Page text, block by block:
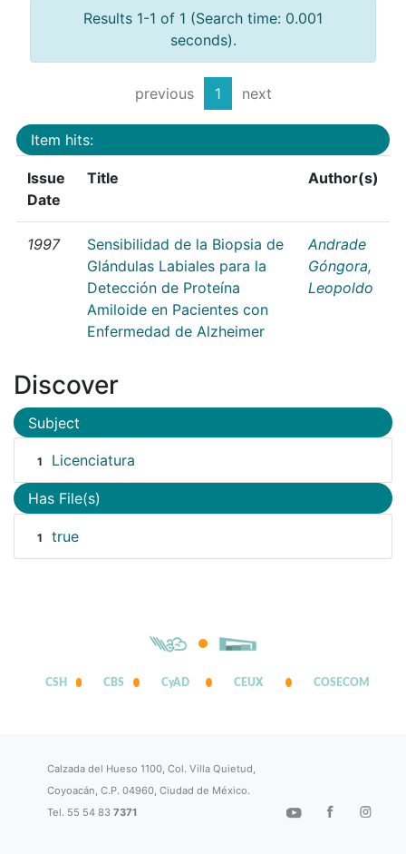
Results 1-1 of 1 (Search time: 0.001
seconds).
previous 1 next
Item hits:
Issue
Date
Title Author(s)
1997
Sensibilidad de la Biopsia de
Glándulas Labiales para la
Detección de Proteína
Amiloide en Pacientes con
Enfermedad de Alzheimer
Andrade
Góngora,
Leopoldo
Discover
Subject
1 Licenciatura
Has File(s)
1 true
CSH CBS CyAD CEUX COSECOM
Calzada del Hueso 1100, Col. Villa Quietud,
Coyoacán, C.P. 04960, Ciudad de México.
Tel. 55 54 837371